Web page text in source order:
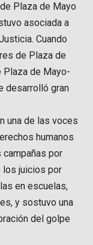
Plaza de Mayo
asociada a
Cuando
de Plaza de
Plaza de Mayo-
desarrolló gran
una de las voces
humanos
por
los juicios por
en escuelas,
y sostuvo una
del golpe